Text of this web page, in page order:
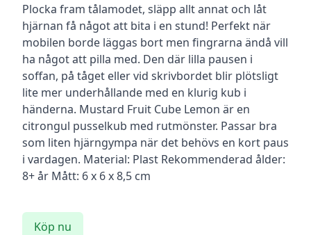
Beskrivning
Plocka fram tålamodet, släpp allt annat och låt
hjärnan få något att bita i en stund! Perfekt när
mobilen borde läggas bort men fingrarna ändå vill
ha något att pilla med. Den där lilla pausen i
soffan, på tåget eller vid skrivbordet blir plötsligt
lite mer underhållande med en klurig kub i
händerna. Mustard Fruit Cube Lemon är en
citrongul pusselkub med rutmönster. Passar bra
som liten hjärngympa när det behövs en kort paus
i vardagen. Material: Plast Rekommenderad ålder:
8+ år Mått: 6 x 6 x 8,5 cm
Köp nu